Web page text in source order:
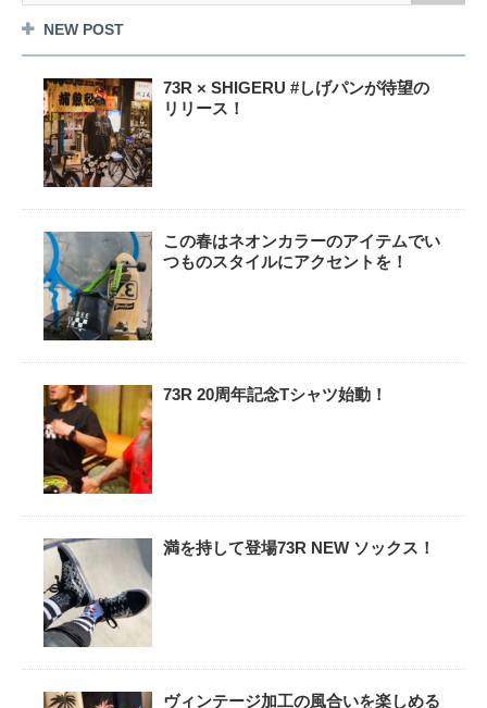
NEW POST
73R × SHIGERU #しげパンが待望の
リリース！
この春はネオンカラーのアイテムでい
つものスタイルにアクセントを！
73R 20周年記念Tシャツ始動！
満を持して登場73R NEW ソックス！
ヴィンテージ加工の風合いを楽しめる